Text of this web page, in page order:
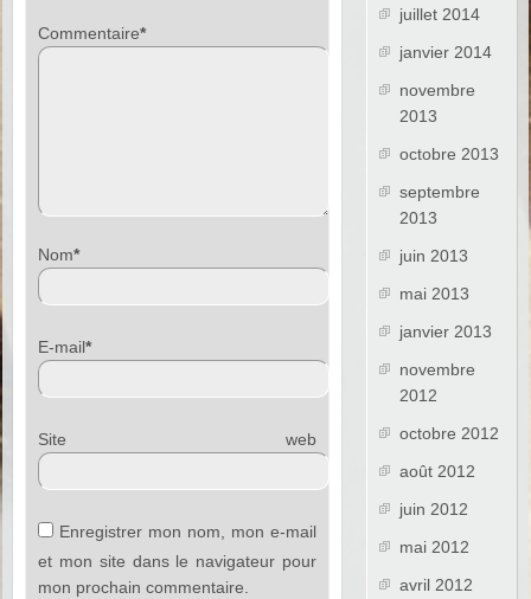
Commentaire*
Nom*
E-mail*
Site web
Enregistrer mon nom, mon e-mail
et mon site dans le navigateur pour
mon prochain commentaire.
juillet 2014
janvier 2014
novembre
2013
octobre 2013
septembre
2013
juin 2013
mai 2013
janvier 2013
novembre
2012
octobre 2012
août 2012
juin 2012
mai 2012
avril 2012